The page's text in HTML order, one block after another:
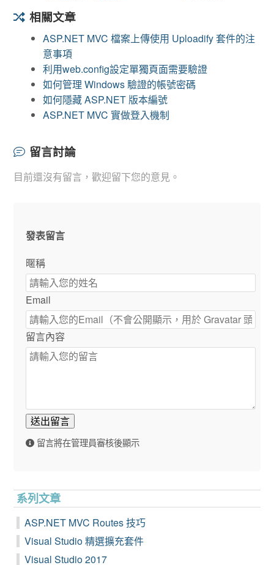
相關文章
ASP.NET MVC 檔案上傳使用 Uploadify 套件的注
意事項
利用web.config設定單獨頁面需要驗證
如何管理 Windows 驗證的帳號密碼
如何隱藏 ASP.NET 版本編號
ASP.NET MVC 實做登入機制
留言討論
目前還沒有留言，歡迎留下您的意見。
發表留言
暱稱
Email
留言內容
送出留言
留言將在管理員審核後顯示
系列文章
ASP.NET MVC Routes 技巧
Visual Studio 精選擴充套件
Visual Studio 2017